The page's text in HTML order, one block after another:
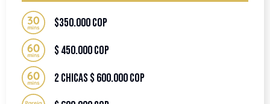
$350.000 COP
$ 450.000 COP
2 CHICAS $ 600.000 COP